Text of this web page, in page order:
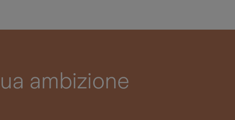
ambizione